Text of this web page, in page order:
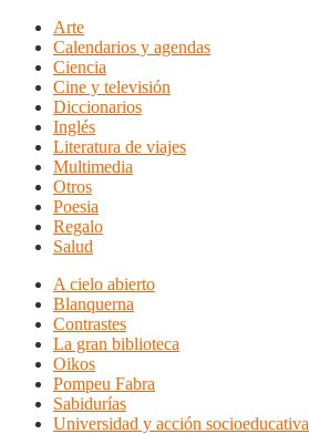
Arte
Calendarios y agendas
Ciencia
Cine y televisión
Diccionarios
Inglés
Literatura de viajes
Multimedia
Otros
Poesia
Regalo
Salud
A cielo abierto
Blanquerna
Contrastes
La gran biblioteca
Oikos
Pompeu Fabra
Sabidurías
Universidad y acción socioeducativa